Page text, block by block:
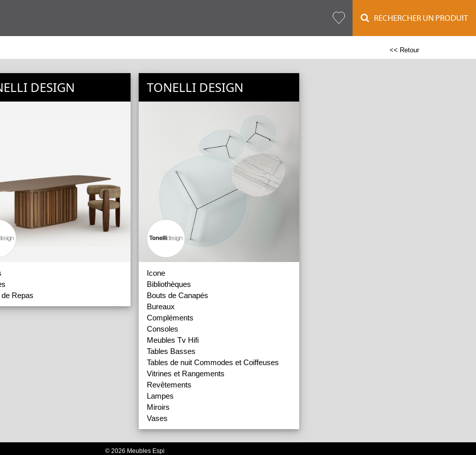
RECHERCHER UN PRODUIT
<< Retour
DESIGN
de Repas
TONELLI DESIGN
Icone
Bibliothèques
Bouts de Canapés
Bureaux
Compléments
Consoles
Meubles Tv Hifi
Tables Basses
Tables de nuit Commodes et Coiffeuses
Vitrines et Rangements
Revêtements
Lampes
Miroirs
Vases
© 2026 Meubles Espi